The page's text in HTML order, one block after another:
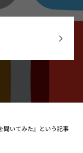
聞いてみた』という記事